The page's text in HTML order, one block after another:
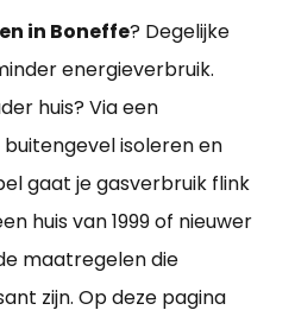
in Boneffe? Degelijke
energieverbruik.
huis? Via een
isoleren en
gaat je gasverbruik flink
huis van 1999 of nieuwer
maatregelen die
zijn. Op deze pagina